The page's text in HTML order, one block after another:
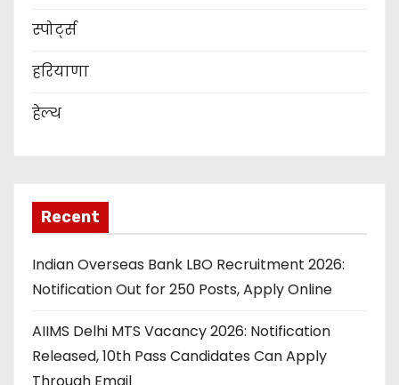
स्पोर्ट्स
हरियाणा
हेल्थ
Recent
Indian Overseas Bank LBO Recruitment 2026:
Notification Out for 250 Posts, Apply Online
AIIMS Delhi MTS Vacancy 2026: Notification
Released, 10th Pass Candidates Can Apply